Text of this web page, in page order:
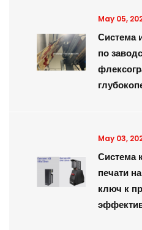
May 05,
Система
по
May 03,
Система
печати
ключ к